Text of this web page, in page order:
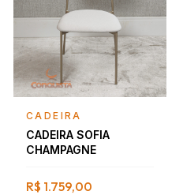
Falar com consultor
CADEIRA
CADEIRA SOFIA
CHAMPAGNE
R$ 1.759,00